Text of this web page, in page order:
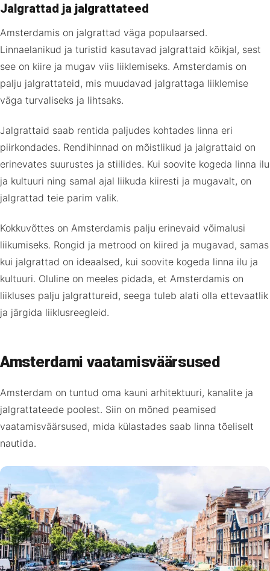
Jalgrattad ja jalgrattateed
Amsterdamis on jalgrattad väga populaarsed.
Linnaelanikud ja turistid kasutavad jalgrattaid kõikjal, sest
see on kiire ja mugav viis liiklemiseks. Amsterdamis on
palju jalgrattateid, mis muudavad jalgrattaga liiklemise
väga turvaliseks ja lihtsaks.
Jalgrattaid saab rentida paljudes kohtades linna eri
piirkondades. Rendihinnad on mõistlikud ja jalgrattaid on
erinevates suurustes ja stiilides. Kui soovite kogeda linna ilu
ja kultuuri ning samal ajal liikuda kiiresti ja mugavalt, on
jalgrattad teie parim valik.
Kokkuvõttes on Amsterdamis palju erinevaid võimalusi
liikumiseks. Rongid ja metrood on kiired ja mugavad, samas
kui jalgrattad on ideaalsed, kui soovite kogeda linna ilu ja
kultuuri. Oluline on meeles pidada, et Amsterdamis on
liikluses palju jalgrattureid, seega tuleb alati olla ettevaatlik
ja järgida liiklusreegleid.
Amsterdami vaatamisväärsused
Amsterdam on tuntud oma kauni arhitektuuri, kanalite ja
jalgrattateede poolest. Siin on mõned peamised
vaatamisväärsused, mida külastades saab linna tõeliselt
nautida.